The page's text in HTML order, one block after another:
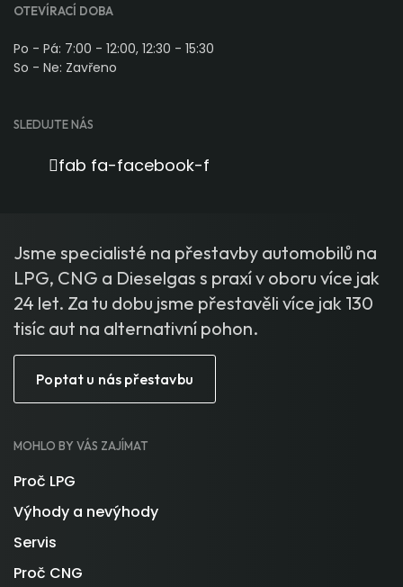
OTEVÍRACÍ DOBA
Po - Pá: 7:00 - 12:00, 12:30 - 15:30
So - Ne: Zavřeno
SLEDUJTE NÁS
fab fa-facebook-f
Jsme specialisté na přestavby automobilů na
LPG, CNG a Dieselgas s praxí v oboru více jak
24 let. Za tu dobu jsme přestavěli více jak 130
tisíc aut na alternativní pohon.
Poptat u nás přestavbu
MOHLO BY VÁS ZAJÍMAT
Proč LPG
Výhody a nevýhody
Servis
Proč CNG